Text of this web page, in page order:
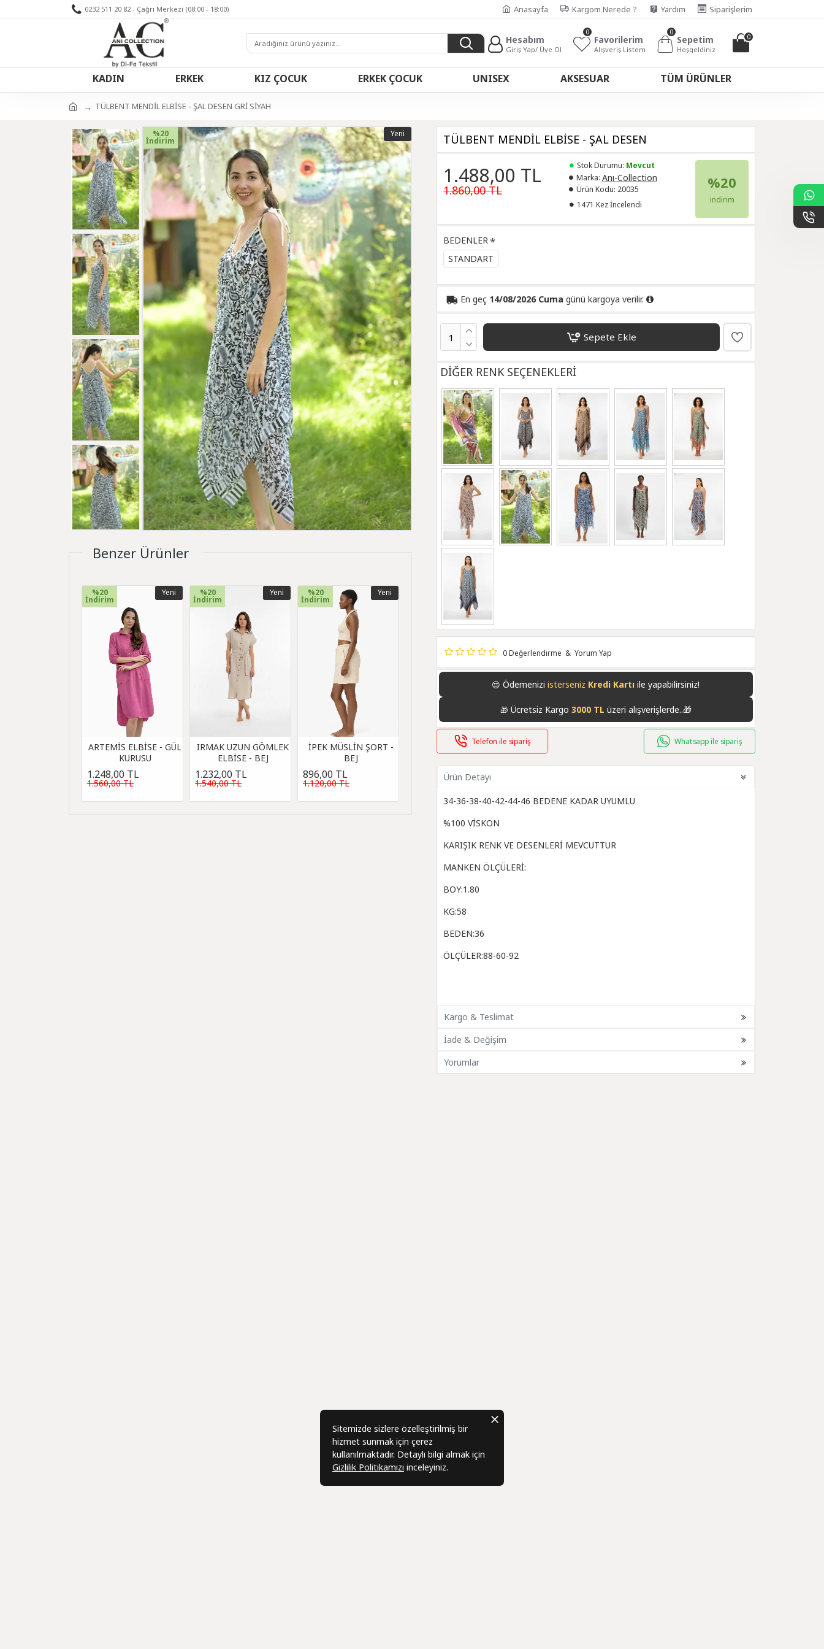
0232 511 20 82 - Çağrı Merkezi (08:00 - 18:00) Anasayfa Kargom Nerede ? Yardım Siparişlerim
Hesabım
Giriş Yap/ Üye Ol
Favorilerim
Alışveriş Listem
0
Sepetim
Hoşgeldiniz
0
0
KADIN ERKEK KIZ ÇOCUK ERKEK ÇOCUK UNISEX AKSESUAR TÜM ÜRÜNLER
TÜLBENT MENDİL ELBİSE - ŞAL DESEN GRİ SİYAH
Yeni
%20
İndirim
Benzer Ürünler
Yeni
%20
İndirim
ARTEMİS ELBİSE - GÜL
KURUSU
1.248,00 TL
1.560,00 TL
Yeni
%20
İndirim
IRMAK UZUN GÖMLEK
ELBİSE - BEJ
1.232,00 TL
1.540,00 TL
Yeni
%20
İndirim
İPEK MÜSLİN ŞORT -
BEJ
896,00 TL
1.120,00 TL
TÜLBENT MENDİL ELBİSE - ŞAL DESEN
0 Değerlendirme & Yorum Yap
1.488,00 TL
1.860,00 TL
Stok Durumu: Mevcut
Marka: Anı-Collection
Ürün Kodu: 20035
1471 Kez İncelendi
%20
indirim
BEDENLER
STANDART
En geç 14/08/2026 Cuma günü kargoya verilir.
Sepete Ekle
DİĞER RENK SEÇENEKLERİ
😍 Ödemeniziisterseniz Kredi Kartı ile yapabilirsiniz!
🎁 Ücretsiz Kargo 3000 TL üzeri alışverişlerde..🎁
Telefon ile sipariş Whatsapp ile sipariş
Ürün Detayı
34-36-38-40-42-44-46 BEDENE KADAR UYUMLU
%100 VİSKON
KARIŞIK RENK VE DESENLERİ MEVCUTTUR
MANKEN ÖLÇÜLERİ:
BOY:1.80
KG:58
BEDEN:36
ÖLÇÜLER:88-60-92
Kargo & Teslimat
İade & Değişim
Yorumlar
Sitemizde sizlere özelleştirilmiş bir
hizmet sunmak için çerez
kullanılmaktadır. Detaylı bilgi almak için
Gizlilik Politikamızı inceleyiniz.